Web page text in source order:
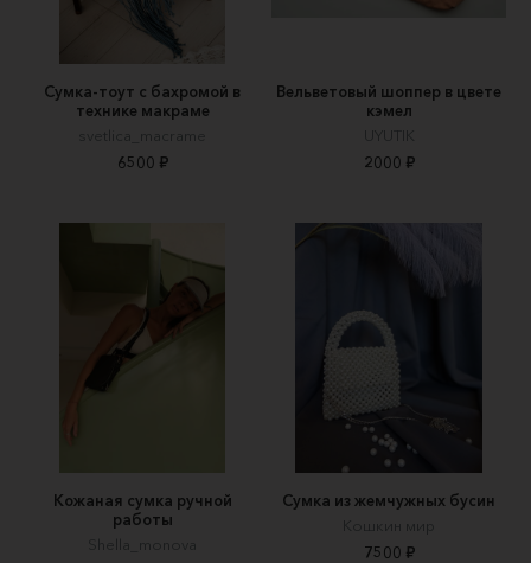
Сумка-тоут с бахромой в
технике макраме
svetlica_macrame
6500 ₽
Вельветовый шоппер в цвете
кэмел
UYUTIK
2000 ₽
Кожаная сумка ручной
работы
Shella_monova
Сумка из жемчужных бусин
Кошкин мир
7500 ₽